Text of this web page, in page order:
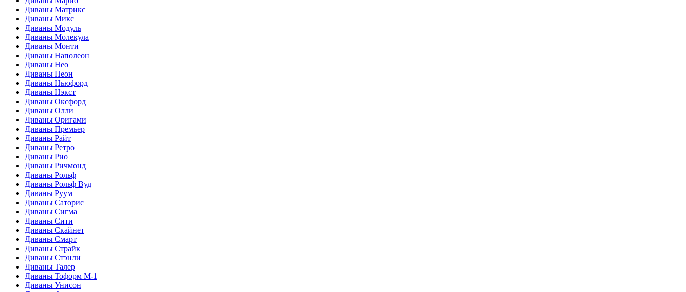
Диваны Матрикс
Диваны Микс
Диваны Модуль
Диваны Молекула
Диваны Монти
Диваны Наполеон
Диваны Нео
Диваны Неон
Диваны Ньюфорд
Диваны Нэкст
Диваны Оксфорд
Диваны Олли
Диваны Оригами
Диваны Премьер
Диваны Райт
Диваны Ретро
Диваны Рио
Диваны Ричмонд
Диваны Рольф
Диваны Рольф Вуд
Диваны Руум
Диваны Саторис
Диваны Сигма
Диваны Сити
Диваны Скайнет
Диваны Смарт
Диваны Страйк
Диваны Стэнли
Диваны Талер
Диваны Тоформ М-1
Диваны Унисон